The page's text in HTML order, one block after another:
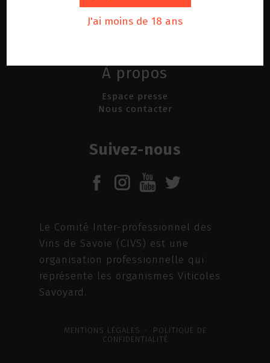
J'ai moins de 18 ans
À propos
Espace presse
Nous contacter
Suivez-nous
Le Comité Inter-professionnel des
Vins de Savoie (CIVS) est une
organisation professionnelle qui
représente les organismes Viticoles
Savoyard.
MENTIONS LÉGALES - POLITIQUE DE
CONFIDENTIALITÉ